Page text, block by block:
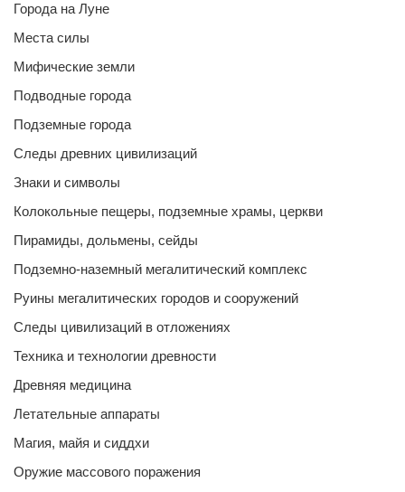
Города на Луне
Места силы
Мифические земли
Подводные города
Подземные города
Следы древних цивилизаций
Знаки и символы
Колокольные пещеры, подземные храмы, церкви
Пирамиды, дольмены, сейды
Подземно-наземный мегалитический комплекс
Руины мегалитических городов и сооружений
Следы цивилизаций в отложениях
Техника и технологии древности
Древняя медицина
Летательные аппараты
Магия, майя и сиддхи
Оружие массового поражения